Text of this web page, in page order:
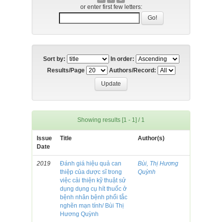
or enter first few letters:
Sort by:
In order:
Results/Page
Authors/Record:
Showing results [1 - 1] / 1
Issue
Date
Title Author(s)
2019
Đánh giá hiệu quả can
thiệp của dược sĩ trong
việc cải thiện kỹ thuật sử
dụng dụng cụ hít thuốc ở
bệnh nhân bệnh phổi tắc
nghẽn mạn tính/ Bùi Thị
Hương Quỳnh
Bùi, Thị Hương
Quỳnh